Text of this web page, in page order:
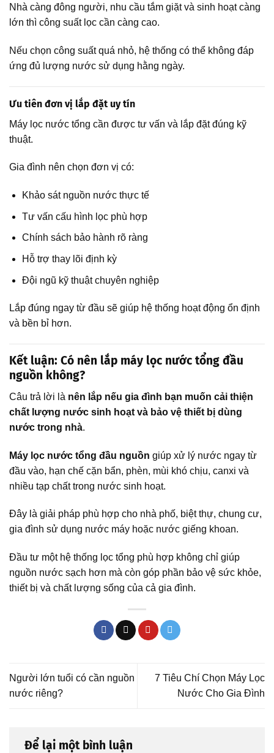
Nhà càng đông người, nhu cầu tắm giặt và sinh hoạt càng
lớn thì công suất lọc cần càng cao.
Nếu chọn công suất quá nhỏ, hệ thống có thể không đáp
ứng đủ lượng nước sử dụng hằng ngày.
Ưu tiên đơn vị lắp đặt uy tín
Máy lọc nước tổng cần được tư vấn và lắp đặt đúng kỹ
thuật.
Gia đình nên chọn đơn vị có:
Khảo sát nguồn nước thực tế
Tư vấn cấu hình lọc phù hợp
Chính sách bảo hành rõ ràng
Hỗ trợ thay lõi định kỳ
Đội ngũ kỹ thuật chuyên nghiệp
Lắp đúng ngay từ đầu sẽ giúp hệ thống hoạt động ổn định
và bền bỉ hơn.
Kết luận: Có nên lắp máy lọc nước tổng đầu
nguồn không?
Câu trả lời là nên lắp nếu gia đình bạn muốn cải thiện
chất lượng nước sinh hoạt và bảo vệ thiết bị dùng
nước trong nhà.
Máy lọc nước tổng đầu nguồn giúp xử lý nước ngay từ
đầu vào, hạn chế cặn bẩn, phèn, mùi khó chịu, canxi và
nhiều tạp chất trong nước sinh hoạt.
Đây là giải pháp phù hợp cho nhà phố, biệt thự, chung cư,
gia đình sử dụng nước máy hoặc nước giếng khoan.
Đầu tư một hệ thống lọc tổng phù hợp không chỉ giúp
nguồn nước sạch hơn mà còn góp phần bảo vệ sức khỏe,
thiết bị và chất lượng sống của cả gia đình.
Người lớn tuổi có cần nguồn
nước riêng?
7 Tiêu Chí Chọn Máy Lọc
Nước Cho Gia Đình
Để lại một bình luận